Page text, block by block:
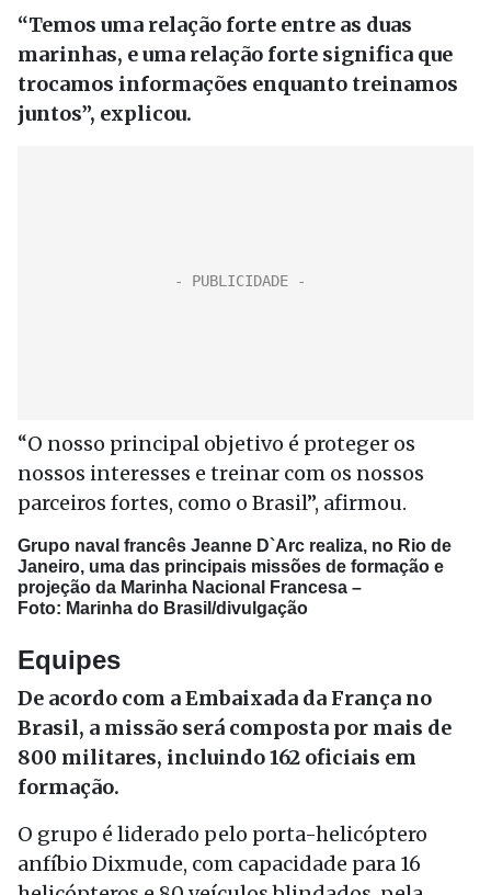
“Temos uma relação forte entre as duas
marinhas, e uma relação forte significa que
trocamos informações enquanto treinamos
juntos”, explicou.
“O nosso principal objetivo é proteger os
nossos interesses e treinar com os nossos
parceiros fortes, como o Brasil”, afirmou.
Grupo naval francês Jeanne D`Arc realiza, no Rio de
Janeiro, uma das principais missões de formação e
projeção da Marinha Nacional Francesa –
Foto: Marinha do Brasil/divulgação
Equipes
De acordo com a Embaixada da França no
Brasil, a missão será composta por mais de
800 militares, incluindo 162 oficiais em
formação.
O grupo é liderado pelo porta-helicóptero
anfíbio Dixmude, com capacidade para 16